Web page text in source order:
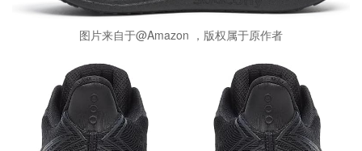
图片来自于@Amazon ，版权属于原作者